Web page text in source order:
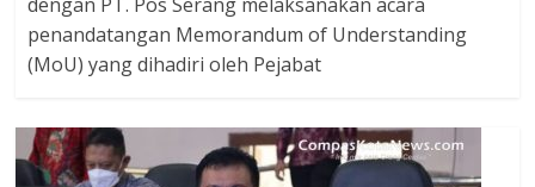
penandatangan Memorandum of Understanding
(MoU) yang dihadiri oleh Pejabat